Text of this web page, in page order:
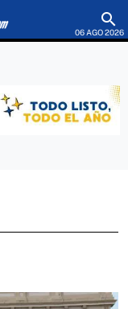
search
06 AGO 2026